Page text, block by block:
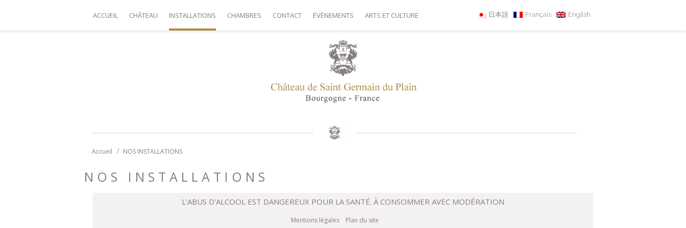
ACCUEIL CHÂTEAU INSTALLATIONS CHAMBRES CONTACT ÉVÈNEMENTS ARTS ET CULTURE 日本語 Français English
Accueil NOS INSTALLATIONS
NOS INSTALLATIONS
L'ABUS D'ALCOOL EST DANGEREUX POUR LA SANTÉ. À CONSOMMER AVEC MODÉRATION
Mentions légales Plan du site